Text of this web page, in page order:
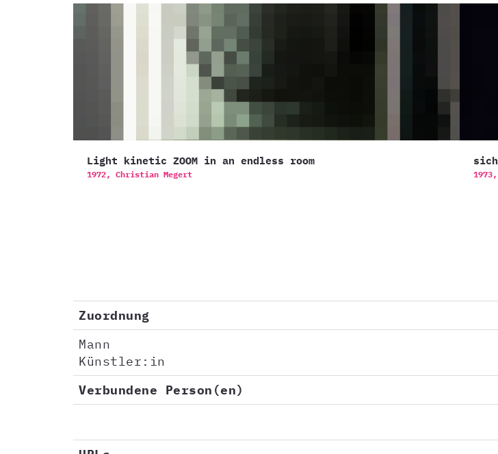
Light kinetic ZOOM in an endless room
1972, Christian Megert 1973,
Zuordnung
Mann
Künstler:in
Verbundene Person(en)